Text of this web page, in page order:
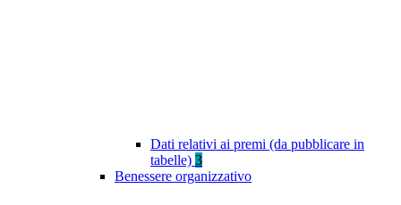
Dati relativi ai premi (da pubblicare in
tabelle) 3
Benessere organizzativo